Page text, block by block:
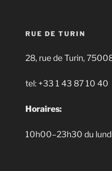
RUE DE TURIN
28, rue de Turin,
tel: +33 1 43 87 10 40
Horaires:
10h00–23h30 du